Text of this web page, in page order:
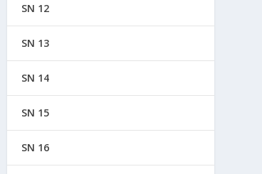
SN 12
SN 13
SN 14
SN 15
SN 16